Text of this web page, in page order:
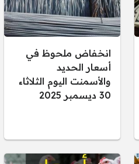
انخفاض ملحوظ في
أسعار الحديد
والأسمنت اليوم الثلاثاء
30 ديسمبر 2025